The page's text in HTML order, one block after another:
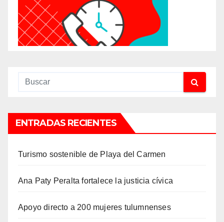
ENTRADAS RECIENTES
Turismo sostenible de Playa del Carmen
Ana Paty Peralta fortalece la justicia cívica
Apoyo directo a 200 mujeres tulumnenses